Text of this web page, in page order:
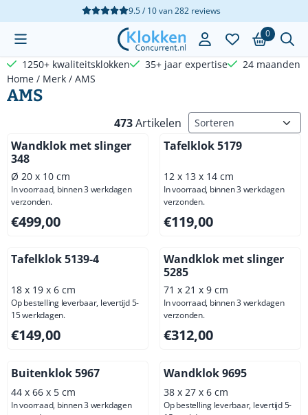
Cookievoorkeuren zijn beschikbaar. Kies instellingen of sta
9.5 / 10van282reviews
0
1250+ kwaliteitsklokken 35+ jaar expertise
24 maanden
Home / Merk / AMS
AMS
473Artikelen Sorteermethode
Wandklok met slinger
348
Ø 20 x 10 cm
In voorraad, binnen 3 werkdagen
verzonden.
Prijs: 499,00, exclusief btw: 412,40
€499,00
Tafelklok 5179
12 x 13 x 14 cm
In voorraad, binnen 3 werkdagen
verzonden.
Prijs: 119,00, exclusief btw:
€119,00
Tafelklok 5139-4
18 x 19 x 6 cm
Op bestelling leverbaar, levertijd 5-
15 werkdagen.
Prijs: 149,00, exclusief btw: 123,14
€149,00
Wandklok met slinger
5285
71 x 21 x 9 cm
In voorraad, binnen 3 werkdagen
verzonden.
Prijs: 312,00, exclusief btw:
€312,00
Buitenklok 5967
44 x 66 x 5 cm
In voorraad, binnen 3 werkdagen
Wandklok 9695
38 x 27 x 6 cm
Op bestelling leverbaar, levertijd 5-